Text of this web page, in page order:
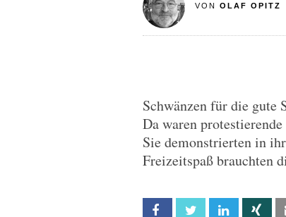
VON OLAF OPITZ
Schwänzen für die gute
Da waren
Sie demonstrierten in
Freizeitspaß brauchten
Facebook Twitter Linkedin